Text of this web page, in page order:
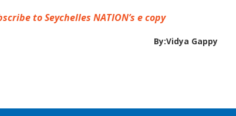
to Seychelles NATION’s e copy
By:Vidya Gappy